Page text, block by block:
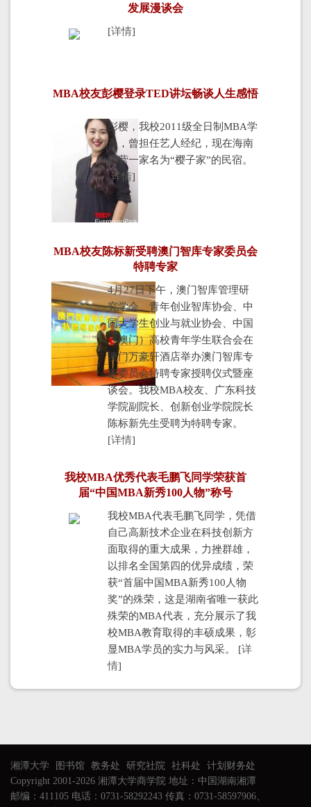
发展漫谈会
[详情]
MBA校友彭樱登录TED讲坛畅谈人生感悟
彭樱，我校2011级全日制MBA学
员，曾担任艺人经纪，现在海南
经营一家名为“樱子家”的民宿。
[详情]
MBA校友陈标新受聘澳门智库专家委员会
特聘专家
4月27日下午，澳门智库管理研
究学会、青年创业智库协会、中
国大学生创业与就业协会、中国
（澳门）高校青年学生联合会在
澳门万豪轩酒店举办澳门智库专
家委员会特聘专家授聘仪式暨座
谈会。我校MBA校友、广东科技
学院副院长、创新创业学院院长
陈标新先生受聘为特聘专家。
[详情]
我校MBA优秀代表毛鹏飞同学荣获首
届“中国MBA新秀100人物”称号
我校MBA代表毛鹏飞同学，凭借
自己高新技术企业在科技创新方
面取得的重大成果，力挫群雄，
以排名全国第四的优异成绩，荣
获“首届中国MBA新秀100人物
奖”的殊荣，这是湖南省唯一获此
殊荣的MBA代表，充分展示了我
校MBA教育取得的丰硕成果，彰
显MBA学员的实力与风采。 [详
情]
湘潭大学 图书馆 教务处 研究社院 社科处
计划财务处
Copyright 2001-2026 湘潭大学商学院 地址：中国湖南湘潭
邮编：411105 电话：0731-58292243 传真：0731-58597906、